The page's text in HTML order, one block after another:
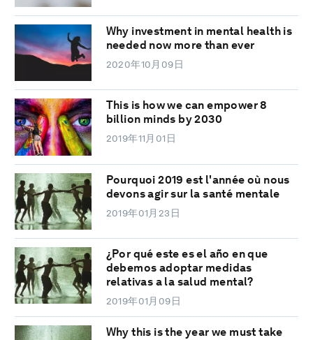
Why investment in mental health is
needed now more than ever
2020年10月09日
This is how we can empower 8
billion minds by 2030
2019年11月01日
Pourquoi 2019 est l'année où nous
devons agir sur la santé mentale
2019年01月23日
¿Por qué este es el año en que
debemos adoptar medidas
relativas a la salud mental?
2019年01月09日
Why this is the year we must take